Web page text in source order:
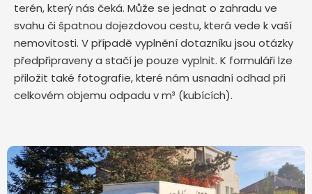
terén, který nás čeká. Může se jednat o zahradu ve
svahu či špatnou dojezdovou cestu, která vede k vaší
nemovitosti. V případě vyplnění dotazníku jsou otázky
předpřipraveny a stačí je pouze vyplnit. K formuláři lze
přiložit také fotografie, které nám usnadní odhad při
celkovém objemu odpadu v m³ (kubících).